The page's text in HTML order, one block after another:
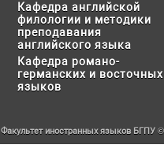
Кафедра английской
филологии и методики
преподавания
английского языка
Кафедра романо-
германских и восточных
языков
Факультет иностранных языков БГПУ